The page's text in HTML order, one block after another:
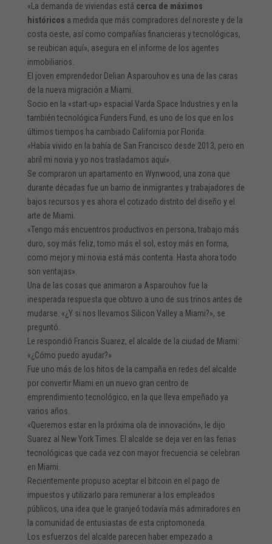
«La demanda de viviendas está cerca de máximos
históricos a medida que más compradores del noreste y de la
costa oeste, así como compañías financieras y tecnológicas,
se reubican aquí», asegura en el informe de los agentes
inmobiliarios.
El joven emprendedor Delian Asparouhov es una de las caras
de la nueva migración a Miami.
Socio en la «start-up» espacial Varda Space Industries y en la
también tecnológica Funders Fund, es uno de los que en los
últimos tiempos ha cambiado California por Florida.
«Había vivido en la bahía de San Francisco desde 2013, pero en
abril mi novia y yo nos trasladamos aquí».
Se compraron un apartamento en Wynwood, una zona que
durante décadas fue un barrio de inmigrantes y trabajadores de
bajos recursos y es ahora el cotizado distrito del diseño y el
arte de Miami.
«Tengo más encuentros productivos en persona, trabajo más
duro, soy más feliz, tomo más el sol, estoy más en forma,
como mejor y mi novia está más contenta. Hasta ahora todo
son ventajas».
Una de las cosas que animaron a Asparouhov fue la
inesperada respuesta que obtuvo a uno de sus trinos antes de
mudarse. «¿Y si nos llevamos Silicon Valley a Miami?», se
preguntó.
Le respondió Francis Suarez, el alcalde de la ciudad de Miami:
«¿Cómo puedo ayudar?»
Fue uno más de los hitos de la campaña en redes del alcalde
por convertir Miami en un nuevo gran centro de
emprendimiento tecnológico, en la que lleva empeñado ya
varios años.
«Queremos estar en la próxima ola de innovación», le dijo
Suarez al New York Times. El alcalde se deja ver en las ferias
tecnológicas que cada vez con mayor frecuencia se celebran
en Miami.
Recientemente propuso aceptar el bitcoin en el pago de
impuestos y utilizarlo para remunerar a los empleados
públicos, una idea que le granjeó todavía más admiradores en
la comunidad de entusiastas de esta criptomoneda.
Los esfuerzos del alcalde parecen haber empezado a